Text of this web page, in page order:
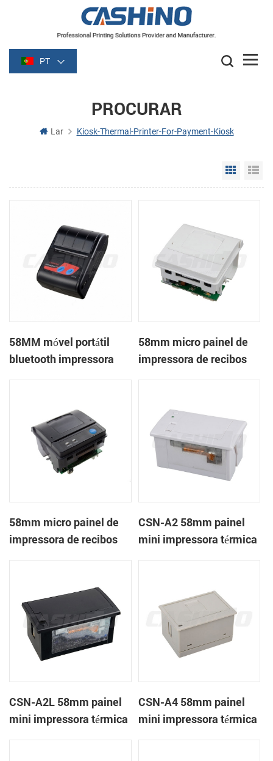
PT
PROCURAR
Lar Kiosk-Thermal-Printer-For-Payment-Kiosk
Grid
58MM móvel portátil
bluetooth impressora
58mm micro painel de
impressora de recibos
58mm micro painel de
impressora de recibos
CSN-A2 58mm painel
mini impressora térmica
CSN-A2L 58mm painel
mini impressora térmica
CSN-A4 58mm painel
mini impressora térmica